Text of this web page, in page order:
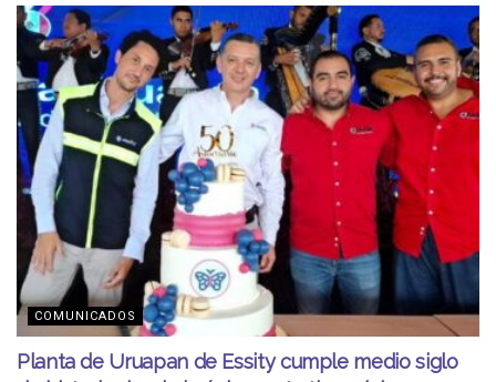
COMUNICADOS
Planta de Uruapan de Essity cumple medio siglo